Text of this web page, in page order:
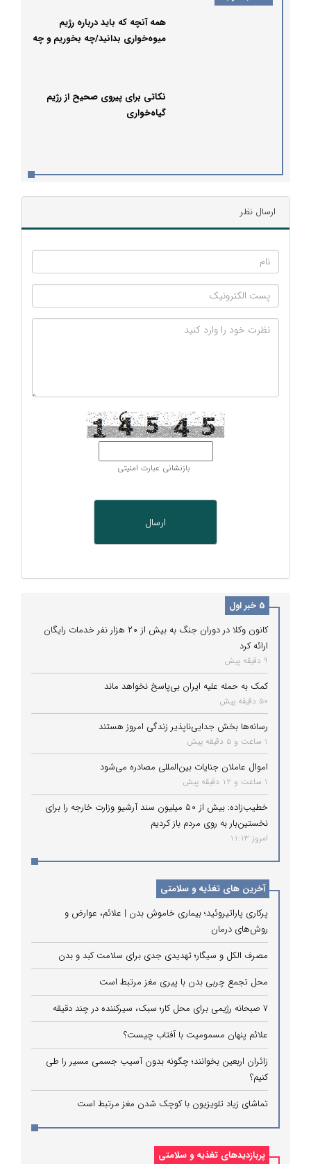
همه آنچه که باید درباره رژیم
میوه‌خواری بدانید/چه بخوریم و چه
نکاتی برای پیروی صحیح از رژیم
گیاه‌خواری
ارسال نظر
بازنشانی عبارت امنیتی
5 خبر اول
کانون وکلا در دوران جنگ به بیش از ۲۰ هزار نفر خدمات رایگان
ارائه کرد
9 دقیقه پیش
کمک به حمله علیه ایران بی‌پاسخ نخواهد ماند
50 دقیقه پیش
رسانه‌ها بخش جدایی‌ناپذیر زندگی امروز هستند
1 ساعت و 5 دقیقه پیش
اموال عاملان جنایات بین‌المللی مصادره می‌شود
1 ساعت و 12 دقیقه پیش
خطیب‌زاده: بیش از ۵۰ میلیون سند آرشیو وزارت خارجه را برای
نخستین‌بار به روی مردم باز کردیم
امروز 11:13
آخرین های تغذیه و سلامتی
پرکاری پاراتیروئید؛ بیماری خاموش بدن | علائم، عوارض و
روش‌های درمان
مصرف الکل و سیگار؛ تهدیدی جدی برای سلامت کبد و بدن
محل تجمع چربی بدن با پیری مغز مرتبط است
۷ صبحانه رژیمی برای محل کار؛ سبک، سیرکننده در چند دقیقه
علائم پنهان مسمومیت با آفتاب چیست؟
زائران اربعین بخوانند؛ چگونه بدون آسیب جسمی مسیر را طی
کنیم؟
تماشای زیاد تلویزیون با کوچک شدن مغز مرتبط است
پربازدیدهای تغذیه و سلامتی